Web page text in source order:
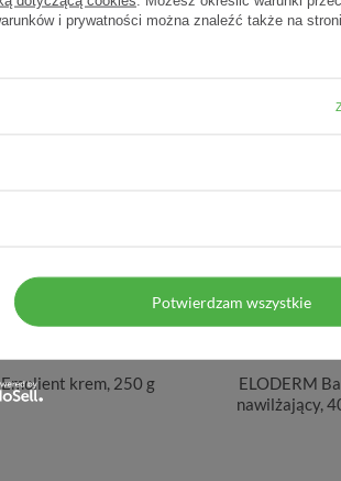
71,24 zł
0,36 zł / szt.
21,79 zł
0,18 zł / szt.
krem, 250 g
ELODERM
nawilżający,
i prywatności można znaleźć także na
Potwierdzam wszystkie